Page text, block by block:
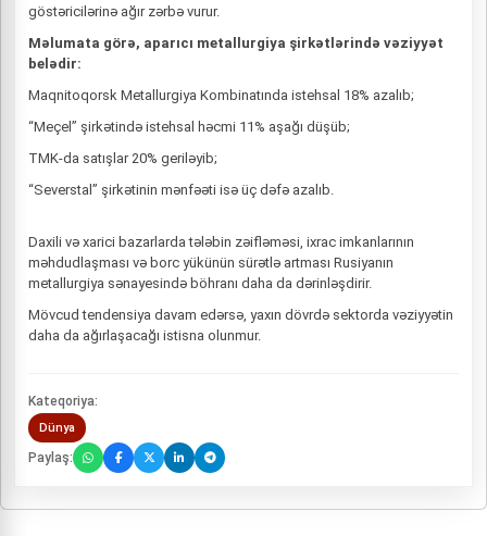
göstəricilərinə ağır zərbə vurur.
Məlumata görə, aparıcı metallurgiya şirkətlərində vəziyyət
belədir:
Maqnitoqorsk Metallurgiya Kombinatında istehsal 18% azalıb;
“Meçel” şirkətində istehsal həcmi 11% aşağı düşüb;
TMK-da satışlar 20% geriləyib;
“Severstal” şirkətinin mənfəəti isə üç dəfə azalıb.
Daxili və xarici bazarlarda tələbin zəifləməsi, ixrac imkanlarının
məhdudlaşması və borc yükünün sürətlə artması Rusiyanın
metallurgiya sənayesində böhranı daha da dərinləşdirir.
Mövcud tendensiya davam edərsə, yaxın dövrdə sektorda vəziyyətin
daha da ağırlaşacağı istisna olunmur.
Kateqoriya:
Dünya
Paylaş: